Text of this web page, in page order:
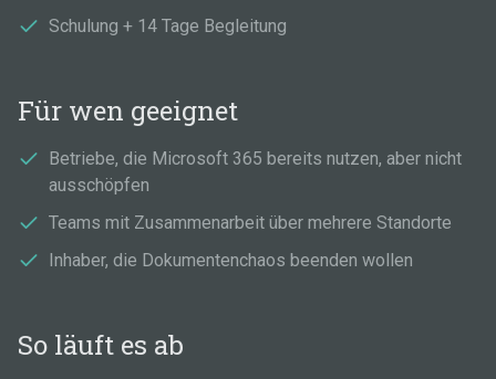
Schulung + 14 Tage Begleitung
Für wen geeignet
Betriebe, die Microsoft 365 bereits nutzen, aber nicht
ausschöpfen
Teams mit Zusammenarbeit über mehrere Standorte
Inhaber, die Dokumentenchaos beenden wollen
So läuft es ab